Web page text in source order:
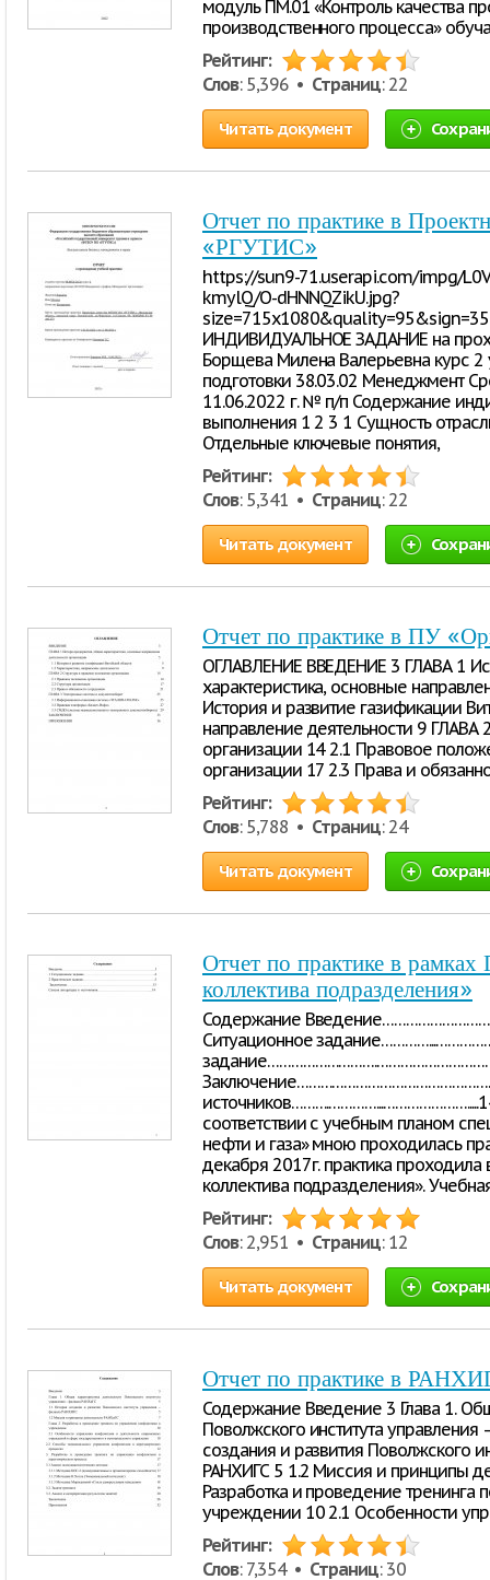
модуль ПМ.01 «Контроль качества
производственного процесса»
Рейтинг:
Слов: 5,396 • Страниц: 22
Читать документ
Отчет по практике в
«РГУТИС»
https://sun9-71.userapi.com/impg/
kmylQ/O-dHNNQZikU.jpg?
ИНДИВИДУАЛЬНОЕ ЗАДАНИЕ на
Борщева Милена Валерьевна курс
подготовки 38.03.02 Менеджмент
11.06.2022 г. № п/п Содержание
выполнения 1 2 3 1 Сущность
Отдельные ключевые понятия,
Рейтинг:
Слов: 5,341 • Страниц: 22
Читать документ
Отчет по практике в ПУ
ОГЛАВЛЕНИЕ ВВЕДЕНИЕ 3 ГЛАВА 1
характеристика, основные
История и развитие газификации
направление деятельности 9 ГЛАВА
организации 14 2.1 Правовое
организации 17 2.3 Права и
Рейтинг:
Слов: 5,788 • Страниц: 24
Читать документ
Отчет по практике в
коллектива подразделения»
Содержание
Ситуационное
источников……….…………...………………….....14
соответствии с учебным планом
нефти и газа» мною проходилась
декабря 2017г. практика
коллектива подразделения».
Рейтинг:
Слов: 2,951 • Страниц: 12
Читать документ
Отчет по практике в
Содержание Введение 3 Глава 1.
Поволжского института
создания и развития Поволжского
РАНХИГС 5 1.2 Миссия и принципы
Разработка и проведение тренинга
учреждении 10 2.1 Особенности
Рейтинг:
Слов: 7,354 • Страниц: 30